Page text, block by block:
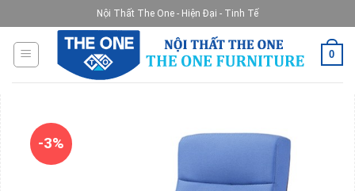
to
content
Nội Thất The One - Hiện Đại - Tinh Tế
0
-3%